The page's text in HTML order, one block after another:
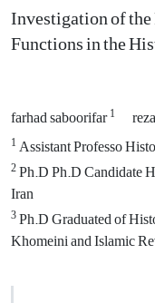
Investigation of
Functions in the
farhad saboorifar1
1Assistant Professo
2Ph.D Ph.D Candidate
Iran
3Ph.D Graduated of
Khomeini and Islamic